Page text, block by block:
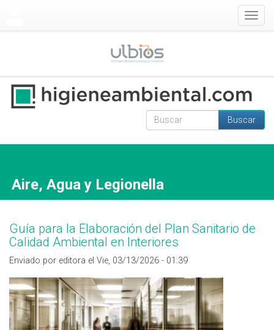
Formulario de
Buscar
Aire, Agua y Legionella
Guía para la Elaboración del Plan Sanitario de
Calidad Ambiental en Interiores
Enviado por editora el Vie, 03/13/2026 - 01:39